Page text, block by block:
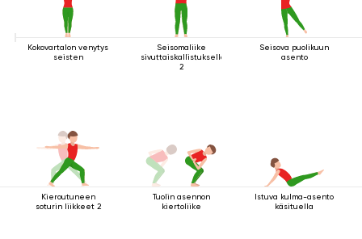
Kokovartalon venytys
seisten
Seisomaliike
sivuttaiskallistuksella
2
Seisova puolikuun
asento
Kieroutuneen
soturin liikkeet 2
Tuolin asennon
kiertoliike
Istuva kulma-asento
käsituella